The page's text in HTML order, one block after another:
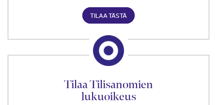
TILAA TÄSTÄ
Tilaa Tilisanomien
lukuoikeus